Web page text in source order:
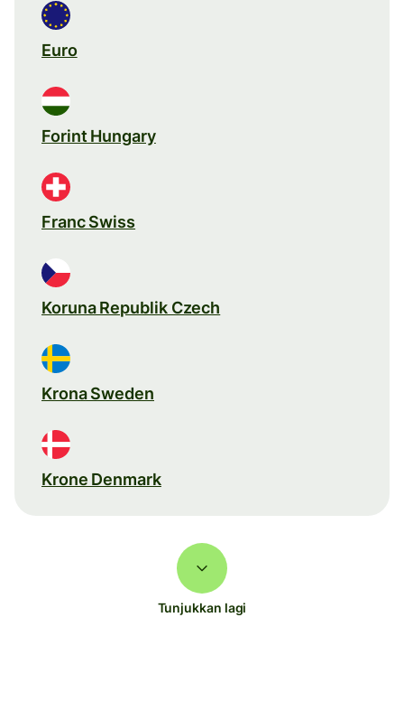
Euro
Forint Hungary
Franc Swiss
Koruna Republik Czech
Krona Sweden
Krone Denmark
Tunjukkan lagi